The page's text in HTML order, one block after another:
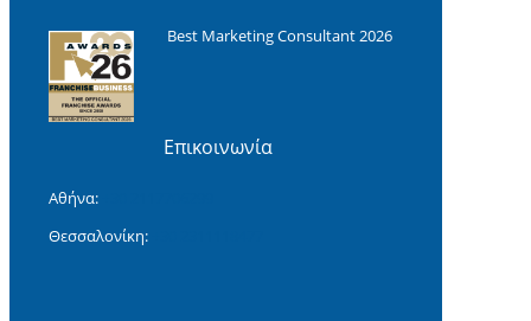
Best Marketing Consultant 2026
Επικοινωνία
Αθήνα:
Θεσσαλονίκη: